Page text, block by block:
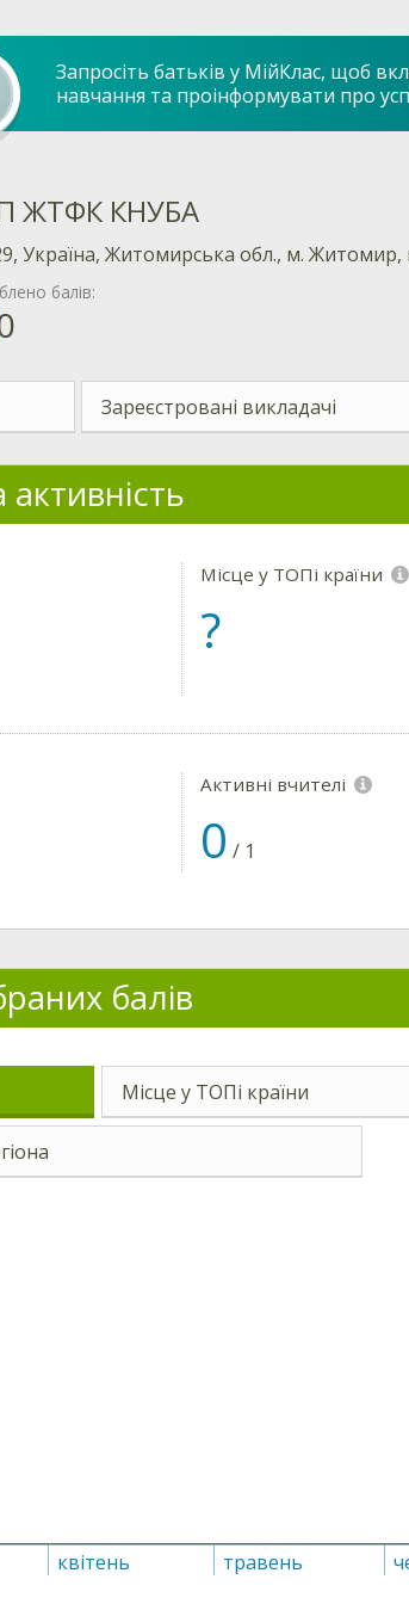
Запросіть батьків у МійКлас, щоб
навчання та проінформувати про
ЖТФК КНУБА
Україна, Житомирська обл., м. Житомир,
балів:
Зареєстровані викладачі
Місце у ТОПі країни
?
Активні вчителі
0 / 1
балів
Місце у ТОПі країни
квітень травень